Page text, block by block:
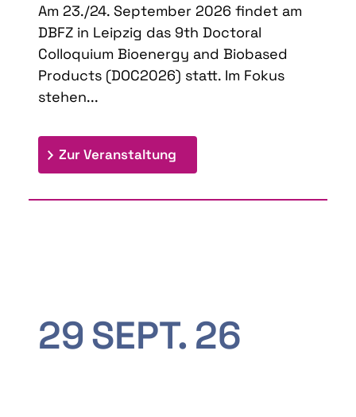
Am 23./24. September 2026 findet am
DBFZ in Leipzig das 9th Doctoral
Colloquium Bioenergy and Biobased
Products (DOC2026) statt. Im Fokus
stehen...
Zur Veranstaltung
29SEPT. 26